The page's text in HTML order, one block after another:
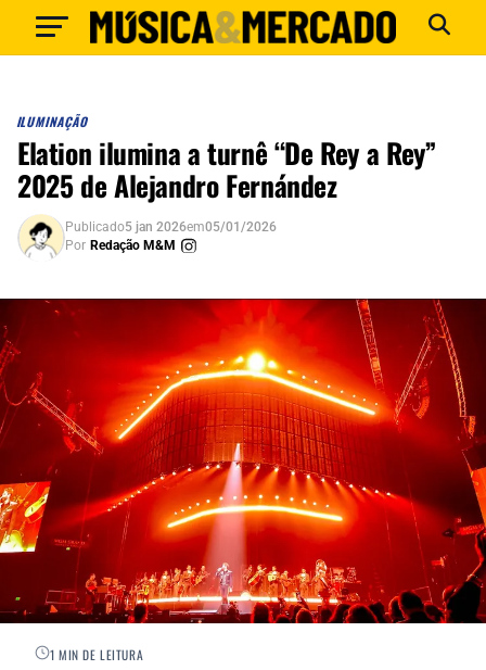
ILUMINAÇÃO
Elation ilumina a turnê “De Rey a Rey”
2025 de Alejandro Fernández
Publicado5 jan 2026em05/01/2026
Por Redação M&M
1 MIN DE LEITURA